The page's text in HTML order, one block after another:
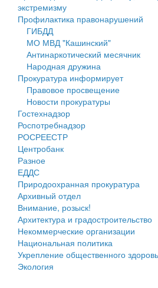
Деятельность МУ
Нормативы градостроительного
Правила землепользования и
Генеральные планы
Проекты планировки территории
Собрание депутатов
Городское поселение
Сельские поселения
экстремизму
Профилактика правонарушений
ГИБДД
МО МВД "Кашинский"
Антинаркотический месячник
Народная дружина
Прокуратура информирует
Правовое просвещение
Новости прокуратуры
Гостехнадзор
Роспотребнадзор
РОСРЕЕСТР
Центробанк
Разное
ЕДДС
Природоохранная прокуратура
Архивный отдел
Внимание, розыск!
Архитектура и градостроительство
Некоммерческие организации
Национальная политика
Укрепление общественного
Экология